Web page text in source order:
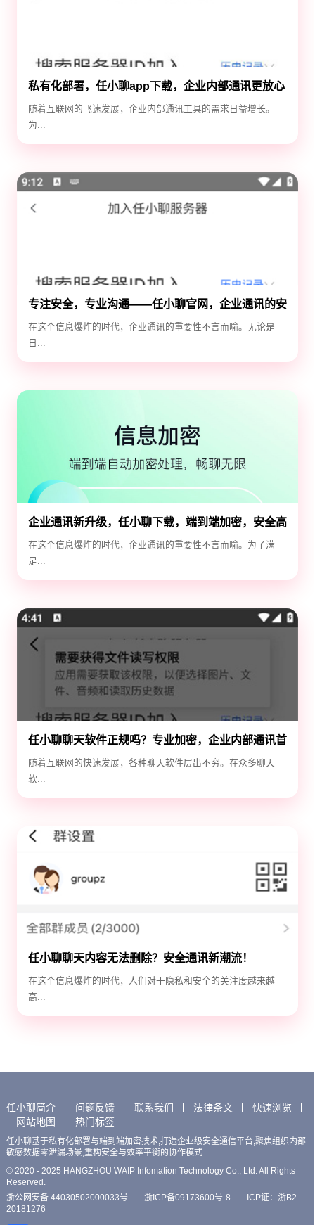
私有化部署，任小聊app下载，企业内部通讯更放心
随着互联网的飞速发展，企业内部通讯工具的需求日益增长。
为...
专注安全，专业沟通——任小聊官网，企业通讯的安
全守护神
在这个信息爆炸的时代，企业通讯的重要性不言而喻。无论是
日...
企业通讯新升级，任小聊下载，端到端加密，安全高
效！
在这个信息爆炸的时代，企业通讯的重要性不言而喻。为了满
足...
任小聊聊天软件正规吗？专业加密，企业内部通讯首
选！
随着互联网的快速发展，各种聊天软件层出不穷。在众多聊天
软...
任小聊聊天内容无法删除？安全通讯新潮流！
在这个信息爆炸的时代，人们对于隐私和安全的关注度越来越
高...
任小聊简介 问题反馈 联系我们 法律条文
快速浏览
网站地图
热门标签
任小聊基于私有化部署与端到端加密技术,打造企业级安全通信平台,聚焦组织内部
敏感数据零泄漏场景,重构安全与效率平衡的协作模式
© 2020 - 2025 HANGZHOU WAIP Infomation Technology Co., Ltd. All Rights
Reserved.
浙公网安备 44030502000033号
浙ICP备09173600号-8
ICP证：浙B2-
20181276